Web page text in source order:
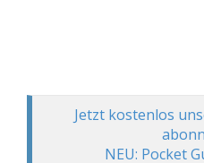
Jetzt kostenlos
NEU: Pocket